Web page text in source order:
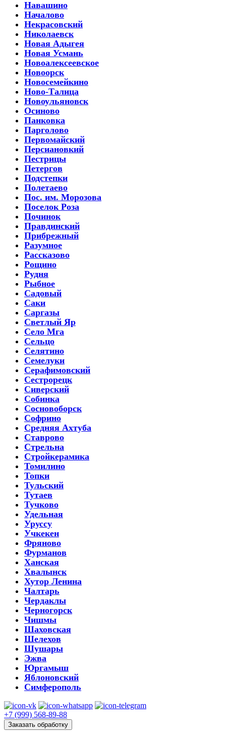
Навашино
Началово
Некрасовский
Николаевск
Новая Адыгея
Новая Усмань
Новоалексеевское
Новоорск
Новосемейкино
Ново-Талица
Новоульяновск
Осиново
Панковка
Парголово
Первомайский
Персиановкий
Пестрицы
Петергов
Подстепки
Полетаево
Пос. им. Морозова
Поселок Роза
Починок
Правдинский
Прибрежный
Разумное
Рассказово
Рощино
Рудня
Рыбное
Садовый
Саки
Саргазы
Светлый Яр
Село Мга
Сельцо
Селятино
Семелуки
Серафимовский
Сестрорецк
Сиверский
Собинка
Сосновоборск
Софрино
Средняя Ахтуба
Ставрово
Стрельна
Стройкерамика
Томилино
Топки
Тульский
Тутаев
Тучково
Удельная
Уруссу
Учкекен
Фряново
Фурманов
Ханская
Хвалынск
Хутор Ленина
Чалтарь
Чердаклы
Черногорск
Чишмы
Шаховская
Шелехов
Шушары
Эжва
Юргамыш
Яблоновский
Симферополь
+7 (999) 568-89-88
Заказать обработку